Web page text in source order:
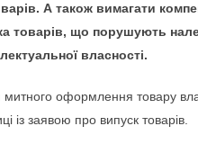
А також вимагати
товарів, що порушують
власності.
митного оформлення товару
із заявою про випуск товарів.